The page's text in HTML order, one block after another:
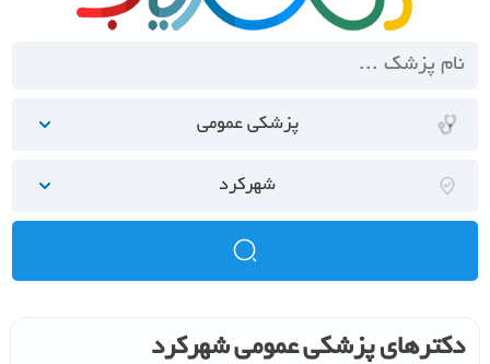
پزشکی عمومی
شهرکرد
دکترهای پزشکی عمومی شهرکرد